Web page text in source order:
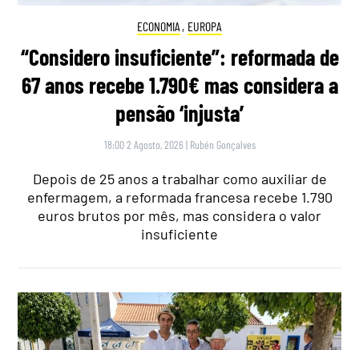
ECONOMIA , EUROPA
“Considero insuficiente”: reformada de
67 anos recebe 1.790€ mas considera a
pensão ‘injusta’
18:00 2 Agosto, 2026 | Rubén Gonçalves
Depois de 25 anos a trabalhar como auxiliar de
enfermagem, a reformada francesa recebe 1.790
euros brutos por mês, mas considera o valor
insuficiente